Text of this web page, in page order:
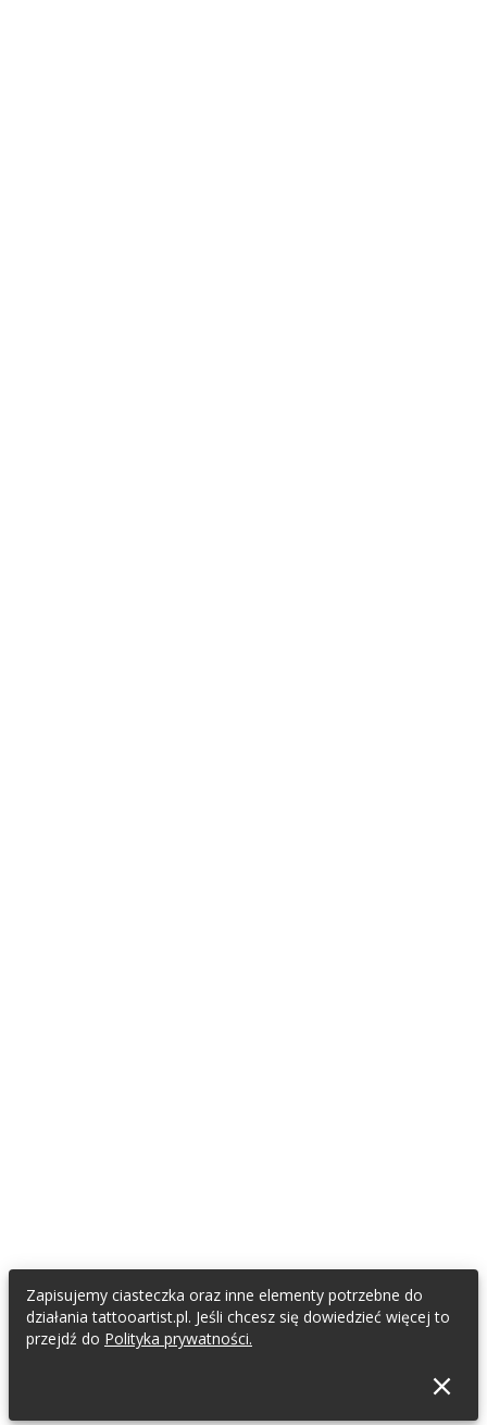
Zapisujemy ciasteczka oraz inne elementy potrzebne do
działania tattooartist.pl. Jeśli chcesz się dowiedzieć więcej to
przejdź do Polityka prywatności.